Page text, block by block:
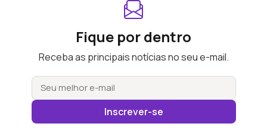
Fique por dentro
Receba as principais notícias no seu e-mail.
Inscrever-se